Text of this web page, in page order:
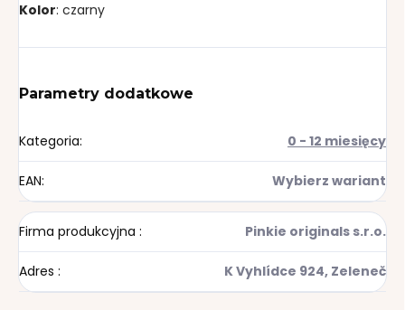
Kolor: czarny
Parametry dodatkowe
Kategoria: 0 - 12 miesięcy
EAN: Wybierz wariant
Firma produkcyjna : Pinkie originals s.r.o.
Adres : K Vyhlídce 924, Zeleneč